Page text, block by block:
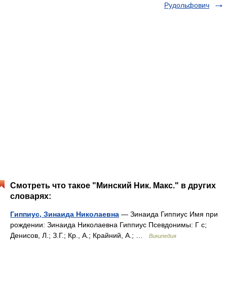
Рудольфович
Смотреть что такое "Минский Ник. Макс." в других
словарях:
Гиппиус, Зинаида Николаевна — Зинаида Гиппиус Имя при
рождении: Зинаида Николаевна Гиппиус Псевдонимы: Г с;
Денисов, Л.; З.Г.; Кр., А.; Крайний, А.; …
Википедия